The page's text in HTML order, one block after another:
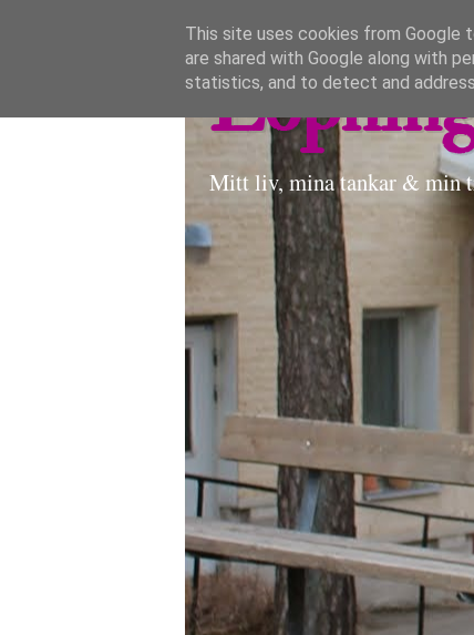
Mitt liv, mina tankar & min
This site uses cookies from Google
are shared with Google along with
statistics, and to detect and